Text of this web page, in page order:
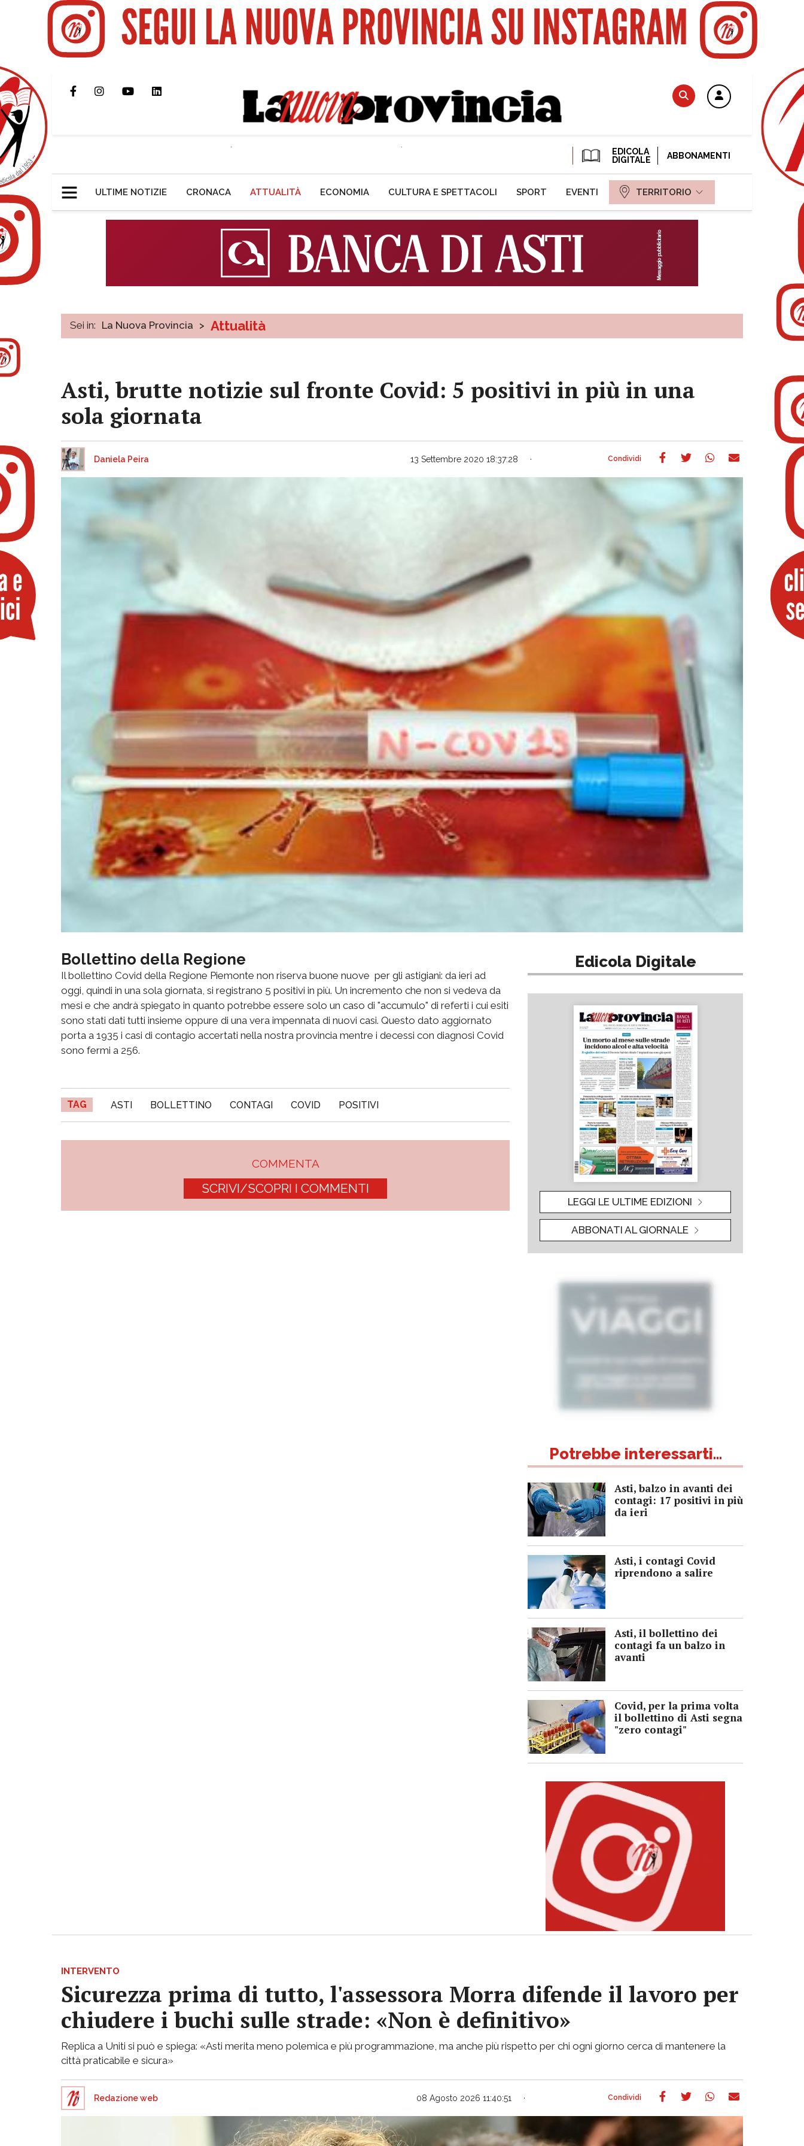
EDICOLA
DIGITALE
ABBONAMENTI
ULTIME NOTIZIE CRONACA ATTUALITÀ ECONOMIA CULTURA E SPETTACOLI SPORT EVENTI TERRITORIO
Sei in: La Nuova Provincia > Attualità
Asti, brutte notizie sul fronte Covid: 5 positivi in più in una
sola giornata
Daniela Peira 13 Settembre 2020 18:37:28
Bollettino della Regione
Il bollettino Covid della Regione Piemonte non riserva buone nuove per gli astigiani: da ieri ad
oggi, quindi in una sola giornata, si registrano 5 positivi in più. Un incremento che non si vedeva da
mesi e che andrà spiegato in quanto potrebbe essere solo un caso di "accumulo" di referti i cui esiti
sono stati dati tutti insieme oppure di una vera impennata di nuovi casi. Questo dato aggiornato
porta a 1935 i casi di contagio accertati nella nostra provincia mentre i decessi con diagnosi Covid
sono fermi a 256.
TAG ASTI BOLLETTINO CONTAGI COVID POSITIVI
COMMENTA
SCRIVI/SCOPRI I COMMENTI
Edicola Digitale
LEGGI LE ULTIME EDIZIONI
ABBONATI AL GIORNALE
Potrebbe interessarti...
Asti, balzo in avanti dei
contagi: 17 positivi in più
da ieri
Asti, i contagi Covid
riprendono a salire
Asti, il bollettino dei
contagi fa un balzo in
avanti
Covid, per la prima volta
il bollettino di Asti segna
"zero contagi"
INTERVENTO
Sicurezza prima di tutto, l'assessora Morra difende il lavoro per
chiudere i buchi sulle strade: «Non è definitivo»
Replica a Uniti si può e spiega: «Asti merita meno polemica e più programmazione, ma anche più rispetto per chi ogni giorno cerca di mantenere la
città praticabile e sicura»
Redazione web 08 Agosto 2026 11:40:51